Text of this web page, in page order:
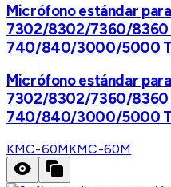
Micrófono estándar
7302/8302/7360/8360
740/840/3000/5000
Micrófono estándar
7302/8302/7360/8360
740/840/3000/5000
KMC-60MKMC-60M